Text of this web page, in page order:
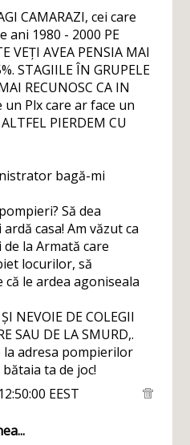
CAMARAZI, cei care
ani 1980 - 2000 PE
VEȚI AVEA PENSIA MAI
STAGIILE ÎN GRUPELE
RECUNOSC CA IN
un Plx care ar face un
PIERDEM CU
bagă-mi
Să dea
casa! Am văzut ca
la Armată care
locurilor, să
le ardea agoniseala
NEVOIE DE COLEGII
SAU DE LA SMURD,.
adresa pompierilor
ta de joc!
EEST